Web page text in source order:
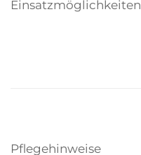
Einsatzmöglichkeiten
Pflegehinweise